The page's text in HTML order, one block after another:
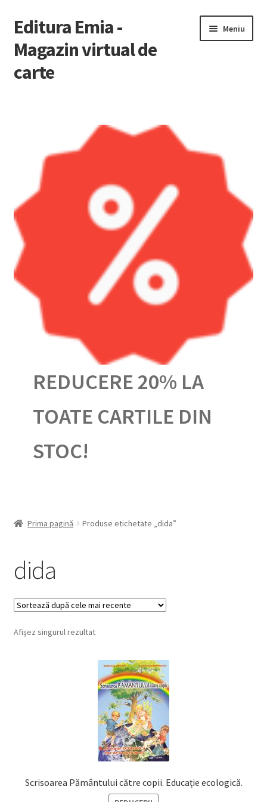
Sari
la
navigare
Sari
la
conținut
Editura Emia -
Magazin virtual de
carte
Meniu
Contul Meu
Finalizare Comandă
Newsletter
Urmărește-ți comanda
REDUCERE 20% LA
TOATE CARTILE DIN
STOC!
Prima pagină Produse etichetate „dida”
dida
Afișez singurul rezultat
Scrisoarea Pământului către copii. Educație ecologică.